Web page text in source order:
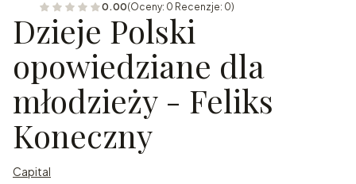
0.00(Oceny: 0 Recenzje: 0)
Dzieje Polski
opowiedziane dla
młodzieży - Feliks
Koneczny
Capital